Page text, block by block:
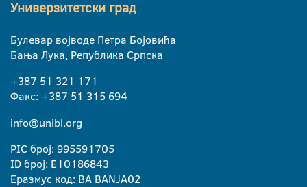
Универзитетски град
Булевар војводе Петра Бојовића
Бања Лука, Република Српска
+387 51 321 171
Факс: +387 51 315 694
info@unibl.org
PIC број: 995591705
ID број: E10186843
Еразмус код: BA BANJA02